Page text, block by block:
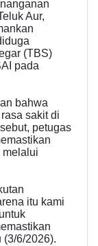
Aur,
(TBS)
pada
bahwa
sakit di
petugas
melalui
itu kami
(3/6/2026).